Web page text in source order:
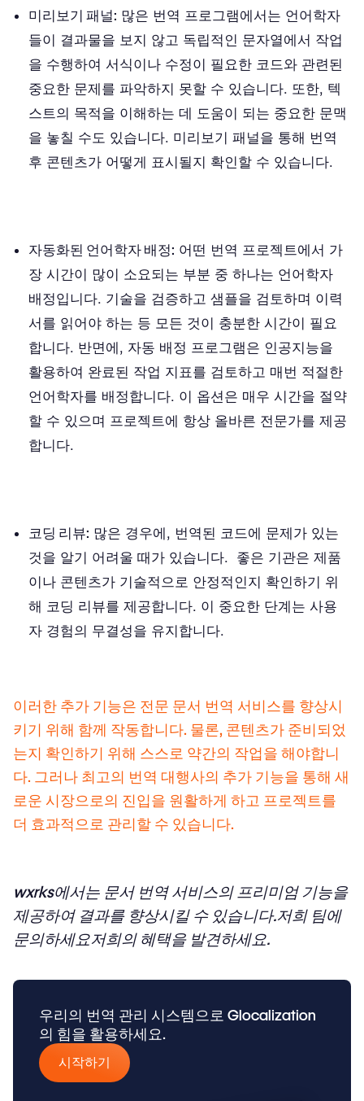
미리보기 패널: 많은 번역 프로그램에서는 언어학자
들이 결과물을 보지 않고 독립적인 문자열에서 작업
을 수행하여 서식이나 수정이 필요한 코드와 관련된
중요한 문제를 파악하지 못할 수 있습니다. 또한, 텍
스트의 목적을 이해하는 데 도움이 되는 중요한 문맥
을 놓칠 수도 있습니다. 미리보기 패널을 통해 번역
후 콘텐츠가 어떻게 표시될지 확인할 수 있습니다.
자동화된 언어학자 배정: 어떤 번역 프로젝트에서 가
장 시간이 많이 소요되는 부분 중 하나는 언어학자
배정입니다. 기술을 검증하고 샘플을 검토하며 이력
서를 읽어야 하는 등 모든 것이 충분한 시간이 필요
합니다. 반면에, 자동 배정 프로그램은 인공지능을
활용하여 완료된 작업 지표를 검토하고 매번 적절한
언어학자를 배정합니다. 이 옵션은 매우 시간을 절약
할 수 있으며 프로젝트에 항상 올바른 전문가를 제공
합니다.
코딩 리뷰: 많은 경우에, 번역된 코드에 문제가 있는
것을 알기 어려울 때가 있습니다. 좋은 기관은 제품
이나 콘텐츠가 기술적으로 안정적인지 확인하기 위
해 코딩 리뷰를 제공합니다. 이 중요한 단계는 사용
자 경험의 무결성을 유지합니다.
이러한 추가 기능은 전문 문서 번역 서비스를 향상시
키기 위해 함께 작동합니다. 물론, 콘텐츠가 준비되었
는지 확인하기 위해 스스로 약간의 작업을 해야합니
다. 그러나 최고의 번역 대행사의 추가 기능을 통해 새
로운 시장으로의 진입을 원활하게 하고 프로젝트를
더 효과적으로 관리할 수 있습니다.
wxrks에서는 문서 번역 서비스의 프리미엄 기능을
제공하여 결과를 향상시킬 수 있습니다.저희 팀에
문의하세요저희의 혜택을 발견하세요.
우리의 번역 관리 시스템으로 Glocalization
의 힘을 활용하세요.
시작하기